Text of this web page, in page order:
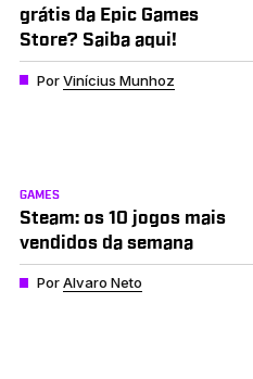
grátis da Epic Games
Store? Saiba aqui!
PorVinícius Munhoz
GAMES
Steam: os 10 jogos mais
vendidos da semana
PorAlvaro Neto